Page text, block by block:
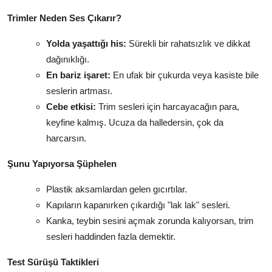
Trimler Neden Ses Çıkarır?
Yolda yaşattığı his: Sürekli bir rahatsızlık ve dikkat
dağınıklığı.
En bariz işaret: En ufak bir çukurda veya kasiste bile
seslerin artması.
Cebe etkisi: Trim sesleri için harcayacağın para,
keyfine kalmış. Ucuza da halledersin, çok da
harcarsın.
Şunu Yapıyorsa Şüphelen
Plastik aksamlardan gelen gıcırtılar.
Kapıların kapanırken çıkardığı "lak lak" sesleri.
Kanka, teybin sesini açmak zorunda kalıyorsan, trim
sesleri haddinden fazla demektir.
Test Sürüşü Taktikleri